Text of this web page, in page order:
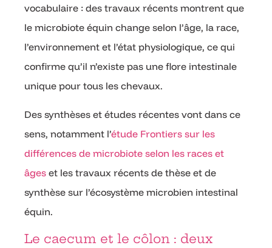
vocabulaire : des travaux récents montrent que
le microbiote équin change selon l’âge, la race,
l’environnement et l’état physiologique, ce qui
confirme qu’il n’existe pas une flore intestinale
unique pour tous les chevaux.
Des synthèses et études récentes vont dans ce
sens, notamment l’étude Frontiers sur les
différences de microbiote selon les races et
âges et les travaux récents de thèse et de
synthèse sur l’écosystème microbien intestinal
équin.
Le caecum et le côlon : deux